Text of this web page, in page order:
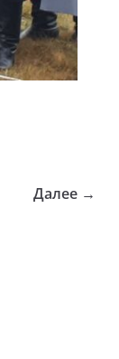
Далее →